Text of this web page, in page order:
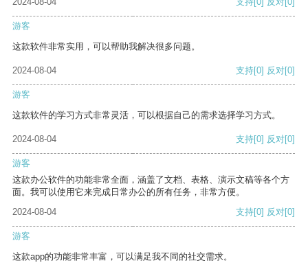
游客
这款软件非常实用，可以帮助我解决很多问题。
2024-08-04 支持[0] 反对[0]
游客
这款软件的学习方式非常灵活，可以根据自己的需求选择学习方式。
2024-08-04 支持[0] 反对[0]
游客
这款办公软件的功能非常全面，涵盖了文档、表格、演示文稿等各个方
面。我可以使用它来完成日常办公的所有任务，非常方便。
2024-08-04
支持[0] 反对[0]
游客
这款app的功能非常丰富，可以满足我不同的社交需求。